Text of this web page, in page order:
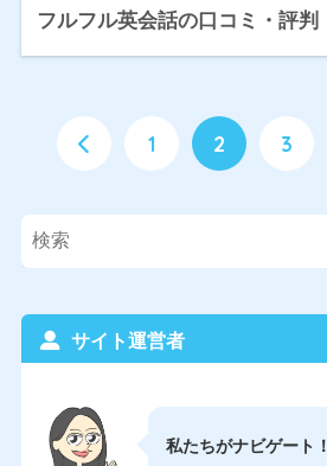
フルフル英会話の口コミ・評判
1 2 3
サイト運営者
私たちがナビゲート！